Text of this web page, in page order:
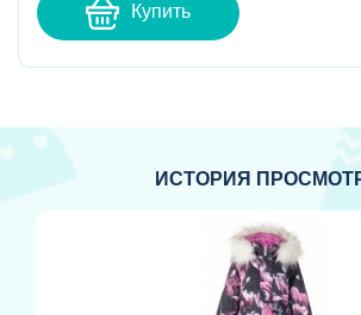
Купить
ИСТОРИЯ